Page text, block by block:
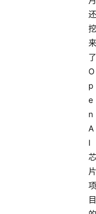
还
挖
来
了
O
p
e
n
A
I
芯
片
项
目